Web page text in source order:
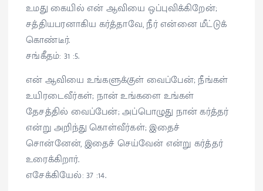
உமது கையில் என் ஆவியை ஒப்புவிக்கிறேன்;
சத்தியபரனாகிய கர்த்தாவே, நீர் என்னை மீட்டுக்
கொண்டீர்.
சங்கீதம்: 31 :5.
என் ஆவியை உங்களுக்குள் வைப்பேன்; நீங்கள்
உயிரடைவீர்கள்; நான் உங்களை உங்கள்
தேசத்தில் வைப்பேன்; அப்பொழுது நான் கர்த்தர்
என்று அறிந்து கொள்வீர்கள்; இதைச்
சொன்னேன், இதைச் செய்வேன் என்று கர்த்தர்
உரைக்கிறார்.
எசேக்கியேல்: 37 :14.